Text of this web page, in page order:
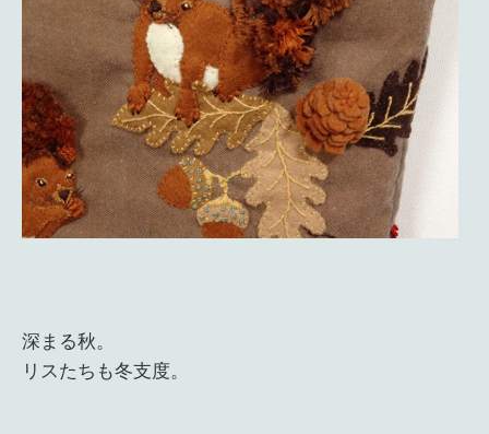
深まる秋。
リスたちも冬支度。